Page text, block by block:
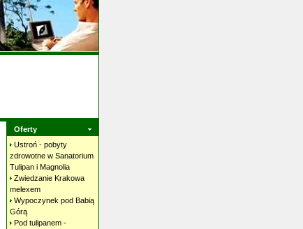
Oferty
Ustroń - pobyty
zdrowotne w Sanatorium
Tulipan i Magnolia
Zwiedzanie Krakowa
melexem
Wypoczynek pod Babią
Górą
Pod tulipanem -